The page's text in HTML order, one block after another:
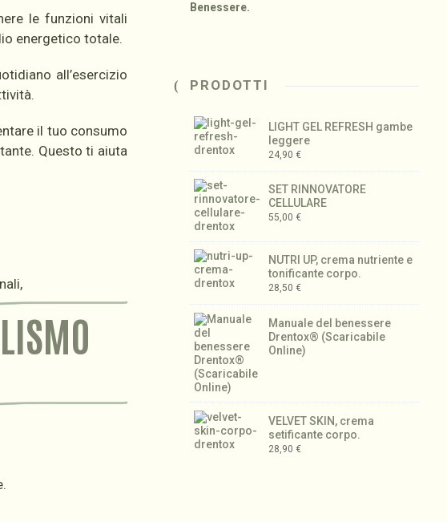
le funzioni vitali
energetico totale.
all’esercizio
il tuo consumo
Questo ti aiuta
Benessere.
PRODOTTI
LIGHT GEL REFRESH gambe
leggere
24,90 €
SET RINNOVATORE
CELLULARE
55,00 €
NUTRI UP, crema nutriente e
tonificante corpo.
28,50 €
Manuale del benessere
Drentox® (Scaricabile
Online)
VELVET SKIN, crema
setificante corpo.
28,90 €